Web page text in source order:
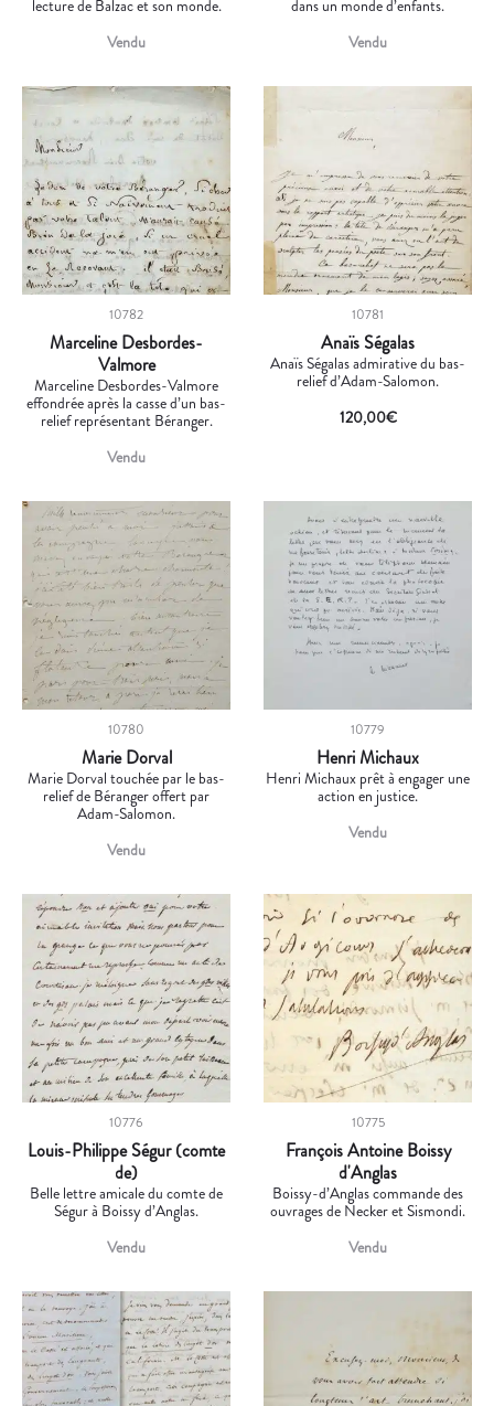
lecture de Balzac et son monde.
Vendu
dans un monde d’enfants.
Vendu
10782
Marceline Desbordes-
Valmore
Marceline Desbordes-Valmore
effondrée après la casse d’un bas-
relief représentant Béranger.
Vendu
10781
Anaïs Ségalas
Anaïs Ségalas admirative du bas-
relief d’Adam-Salomon.
120,00€
10780
Marie Dorval
Marie Dorval touchée par le bas-
relief de Béranger offert par
Adam-Salomon.
Vendu
10779
Henri Michaux
Henri Michaux prêt à engager une
action en justice.
Vendu
10776
Louis-Philippe Ségur (comte
de)
Belle lettre amicale du comte de
Ségur à Boissy d’Anglas.
Vendu
10775
François Antoine Boissy
d'Anglas
Boissy-d’Anglas commande des
ouvrages de Necker et Sismondi.
Vendu